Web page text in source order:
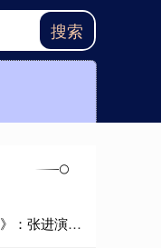
搜索
股票独立帐户配资炒股 《兵自风中来》：张进演绎别样军人风采